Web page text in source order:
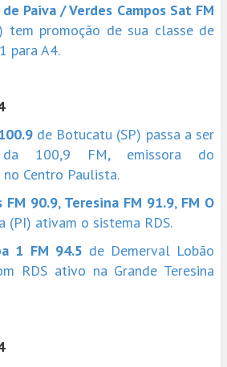
Paiva / Verdes Campos Sat FM
tem promoção de sua classe de
para A4.
de Botucatu (SP) passa a ser
100,9 FM, emissora do
Centro Paulista.
FM 90.9, Teresina FM 91.9, FM O
(PI) ativam o sistema RDS.
1 FM 94.5 de Demerval Lobão
RDS ativo na Grande Teresina